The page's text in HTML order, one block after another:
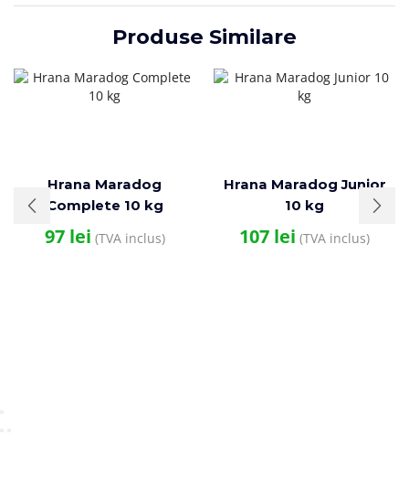
Produse Similare
Hrana Maradog
Complete 10 kg
97 lei (TVA inclus)
Hrana Maradog Junior
10 kg
107 lei (TVA inclus)